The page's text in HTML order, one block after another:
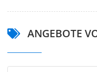
ANGEBOTE